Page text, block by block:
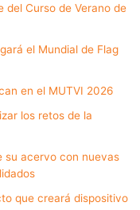
del Curso de Verano de
el Mundial de Flag
en el MUTVI 2026
los retos de la
su acervo con nuevas
que creará dispositivo